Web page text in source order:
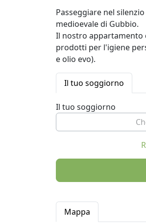
Passeggiare nel
medioevale di Gubbio.
Il nostro appartamento
prodotti per l'igiene
e olio evo).
Il tuo soggiorno
Il tuo soggiorno
Mappa